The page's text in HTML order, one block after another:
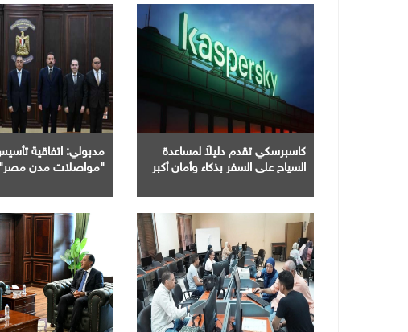
كاسبرسكي تقدم دليلاً لمساعدة
السياح على السفر بذكاء وأمان أكبر
مدبولي: اتفاقية
"مواصلات مدن
العمرانية الجديدة